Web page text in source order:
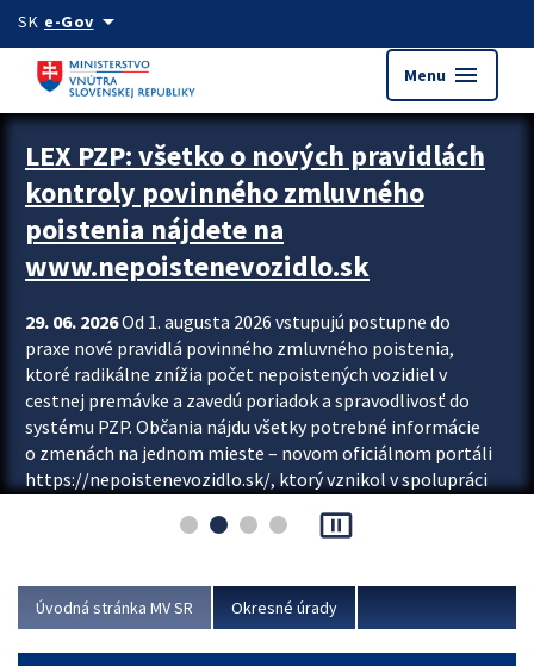
Preskocit na hlavný obsah
SK e-Govarrow_drop_down
Menu menu
Zastavit automatický posun upútavok
LEX PZP: všetko o nových pravidlách
kontroly povinného zmluvného
poistenia nájdete na
www.nepoistenevozidlo.sk
29. 06. 2026Od 1. augusta 2026 vstupujú postupne do
praxe nové pravidlá povinného zmluvného poistenia,
ktoré radikálne znížia počet nepoistených vozidiel v
cestnej premávke a zavedú poriadok a spravodlivosť do
systému PZP. Občania nájdu všetky potrebné informácie
o zmenách na jednom mieste – novom oficiálnom portáli
https://nepoistenevozidlo.sk/, ktorý vznikol v spolupráci
asociácie poisťovní (SLASPO) a Ministerstva vnútra SR.
Viac
pause_presentation
Úvodná stránka MV SR Okresné úrady